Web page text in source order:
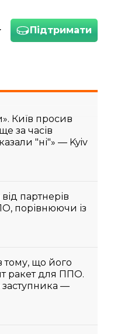
Підтримати
Київ просив
за часів
"ні"» — Kyiv
партнерів
порівнюючи із
тому, що його
ракет для ППО.
—